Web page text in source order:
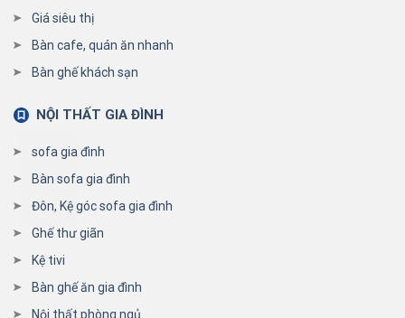
Giá siêu thị
Bàn cafe, quán ăn nhanh
Bàn ghế khách sạn
NỘI THẤT GIA ĐÌNH
sofa gia đình
Bàn sofa gia đình
Đôn, Kệ góc sofa gia đình
Ghế thư giãn
Kệ tivi
Bàn ghế ăn gia đình
Nội thất phòng ngủ